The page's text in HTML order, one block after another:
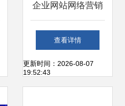
企业网站网络营销
需警惕对手“网络黑
手”攻击，上海添力
查看详情
更新时间：2026-08-07
19:52:43